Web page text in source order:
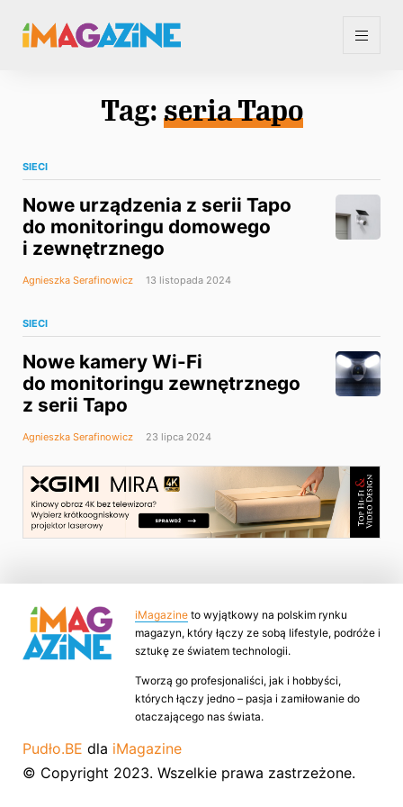
Tag: seria Tapo
SIECI
Nowe urządzenia z serii Tapo
do monitoringu domowego
i zewnętrznego
Agnieszka Serafinowicz 13 listopada 2024
SIECI
Nowe kamery Wi-Fi
do monitoringu zewnętrznego
z serii Tapo
Agnieszka Serafinowicz 23 lipca 2024
iMagazine to wyjątkowy na polskim rynku
magazyn, który łączy ze sobą lifestyle, podróże i
sztukę ze światem technologii.
Tworzą go profesjonaliści, jak i hobbyści,
których łączy jedno – pasja i zamiłowanie do
otaczającego nas świata.
Pudło.BE dla iMagazine
© Copyright 2023. Wszelkie prawa zastrzeżone.